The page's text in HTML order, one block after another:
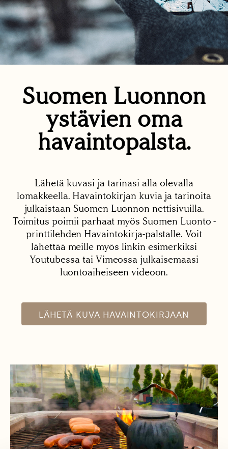
Suomen Luonnon
ystävien oma
havaintopalsta.
Lähetä kuvasi ja tarinasi alla olevalla
lomakkeella. Havaintokirjan kuvia ja tarinoita
julkaistaan Suomen Luonnon nettisivuilla.
Toimitus poimii parhaat myös Suomen Luonto -
printtilehden Havaintokirja-palstalle. Voit
lähettää meille myös linkin esimerkiksi
Youtubessa tai Vimeossa julkaisemaasi
luontoaiheiseen videoon.
LÄHETÄ KUVA HAVAINTOKIRJAAN